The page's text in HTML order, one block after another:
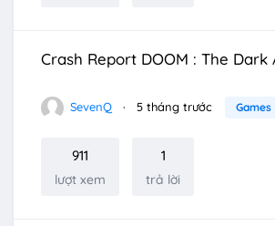
Crash Report DOOM : The Dark
SevenQ 5 tháng trước Games
911
lượt xem
1
trả lời